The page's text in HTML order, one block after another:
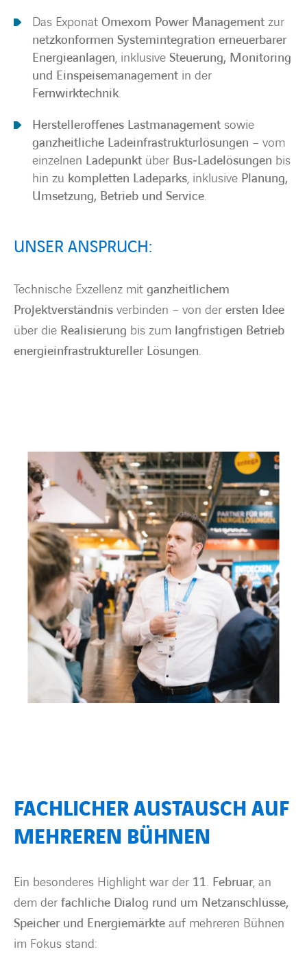
Das Exponat Omexom Power Management zur
netzkonformen Systemintegration erneuerbarer
Energieanlagen, inklusive Steuerung, Monitoring
und Einspeisemanagement in der
Fernwirktechnik.
Herstelleroffenes Lastmanagement sowie
ganzheitliche Ladeinfrastrukturlösungen – vom
einzelnen Ladepunkt über Bus‑Ladelösungen bis
hin zu kompletten Ladeparks, inklusive Planung,
Umsetzung, Betrieb und Service.
UNSER ANSPRUCH:
Technische Exzellenz mit ganzheitlichem
Projektverständnis verbinden – von der ersten Idee
über die Realisierung bis zum langfristigen Betrieb
energieinfrastruktureller Lösungen.
FACHLICHER AUSTAUSCH AUF
MEHREREN BÜHNEN
Ein besonderes Highlight war der 11. Februar, an
dem der fachliche Dialog rund um Netzanschlüsse,
Speicher und Energiemärkte auf mehreren Bühnen
im Fokus stand: